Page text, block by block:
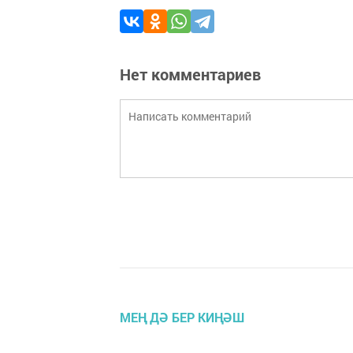
Нет комментариев
МЕҢ ДӘ БЕР КИҢӘШ